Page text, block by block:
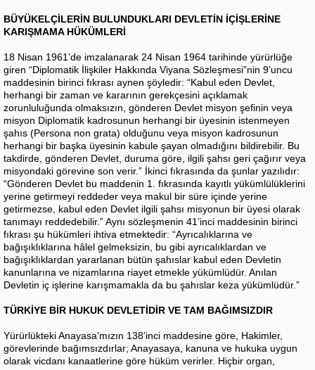
BÜYÜKELÇİLERİN BULUNDUKLARI DEVLETİN İÇİŞLERİNE
KARIŞMAMA HÜKÜMLERİ
18 Nisan 1961’de imzalanarak 24 Nisan 1964 tarihinde yürürlüğe
giren “Diplomatik İlişkiler Hakkında Viyana Sözleşmesi”nin 9’uncu
maddesinin birinci fıkrası aynen şöyledir: “Kabul eden Devlet,
herhangi bir zaman ve kararının gerekçesini açıklamak
zorunluluğunda olmaksızın, gönderen Devlet misyon şefinin veya
misyon Diplomatik kadrosunun herhangi bir üyesinin istenmeyen
şahıs (Persona non grata) olduğunu veya misyon kadrosunun
herhangi bir başka üyesinin kabule şayan olmadığını bildirebilir. Bu
takdirde, gönderen Devlet, duruma göre, ilgili şahsı geri çağırır veya
misyondaki görevine son verir.” İkinci fıkrasında da şunlar yazılıdır:
“Gönderen Devlet bu maddenin 1. fıkrasında kayıtlı yükümlülüklerini
yerine getirmeyi reddeder veya makul bir süre içinde yerine
getirmezse, kabul eden Devlet ilgili şahsı misyonun bir üyesi olarak
tanımayı reddedebilir.” Aynı sözleşmenin 41’inci maddesinin birinci
fıkrası şu hükümleri ihtiva etmektedir: “Ayrıcalıklarına ve
bağışıklıklarına hâlel gelmeksizin, bu gibi ayrıcalıklardan ve
bağışıklıklardan yararlanan bütün şahıslar kabul eden Devletin
kanunlarına ve nizamlarına riayet etmekle yükümlüdür. Anılan
Devletin iç işlerine karışmamakla da bu şahıslar keza yükümlüdür.”
TÜRKİYE BİR HUKUK DEVLETİDİR VE TAM BAĞIMSIZDIR
Yürürlükteki Anayasa’mızın 138’inci maddesine göre, Hakimler,
görevlerinde bağımsızdırlar; Anayasaya, kanuna ve hukuka uygun
olarak vicdanı kanaatlerine göre hüküm verirler. Hiçbir organ,